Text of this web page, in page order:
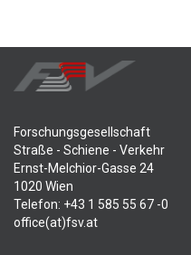
Forschungsgesellschaft
Straße - Schiene - Verkehr
Ernst-Melchior-Gasse 24
1020 Wien
Telefon: +43 1 585 55 67 -0
office(at)fsv.at